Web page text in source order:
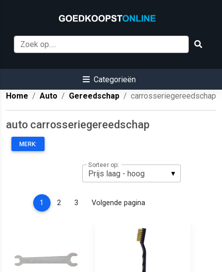
Categorieën
Home
Auto Gereedschap carrosseriegereedschap
auto carrosseriegereedschap
MERK:
Sorteer op:
1 (current)
2 3 Volgende pagina